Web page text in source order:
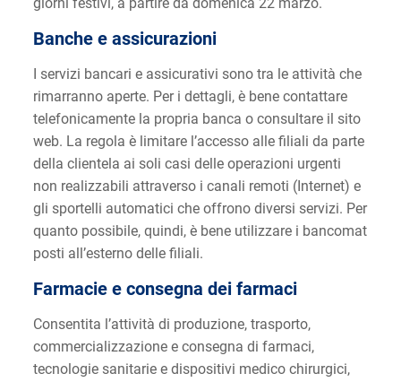
Banche e assicurazioni
I servizi bancari e assicurativi sono tra le attività che
rimarranno aperte. Per i dettagli, è bene contattare
telefonicamente la propria banca o consultare il sito
web. La regola è limitare l’accesso alle filiali da parte
della clientela ai soli casi delle operazioni urgenti
non realizzabili attraverso i canali remoti (Internet) e
gli sportelli automatici che offrono diversi servizi. Per
quanto possibile, quindi, è bene utilizzare i bancomat
posti all’esterno delle filiali.
Farmacie e consegna dei farmaci
Consentita l’attività di produzione, trasporto,
commercializzazione e consegna di farmaci,
tecnologie sanitarie e dispositivi medico chirurgici,